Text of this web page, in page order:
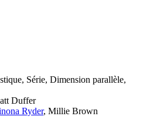
Série, Dimension parallèle,
Duffer
Ryder, Millie Brown